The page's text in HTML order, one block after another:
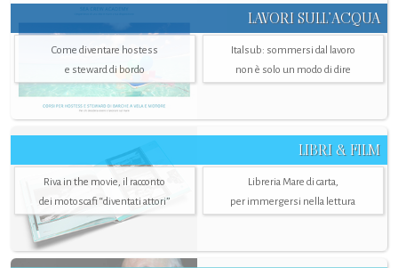
LAVORI SULL’ACQUA
Come diventare hostess
e steward di bordo
Italsub: sommersi dal lavoro
non è solo un modo di dire
LIBRI & FILM
Riva in the movie, il racconto
dei motoscafi “diventati attori”
Libreria Mare di carta,
per immergersi nella lettura